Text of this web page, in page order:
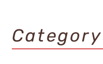
Category